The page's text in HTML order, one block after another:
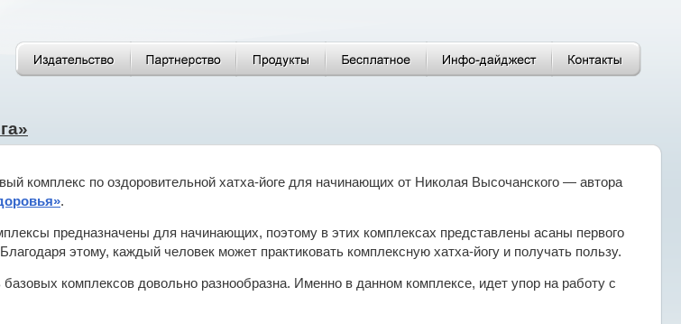
комплекс по оздоровительной хатха-йоге для начинающих от Николая Высочанского — автора
.
предназначены для начинающих, поэтому в этих комплексах представлены асаны первого
этому, каждый человек может практиковать комплексную хатха-йогу и получать пользу.
базовых комплексов довольно разнообразна. Именно в данном комплексе, идет упор на работу с